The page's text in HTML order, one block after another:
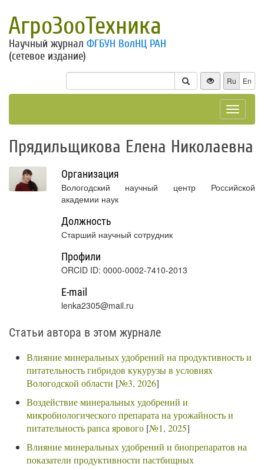
АгроЗооТехника
Научный журнал ФГБУН ВолНЦ РАН
(сетевое издание)
Ru En
Toggle
Прядильщикова Елена Николаевна
Организация
Вологодский научный центр Российской
академии наук
Должность
Старший научный сотрудник
Профили
ORCID ID: 0000-0002-7410-2013
E-mail
lenka2305@mail.ru
Статьи автора в этом журнале
Влияние минеральных удобрений на продуктивность и
питательность гибридов кукурузы в условиях
Вологодской области [№3, 2026]
Воздействие минеральных удобрений и
микробиологического препарата на урожайность и
питательность рапса ярового [№1, 2025]
Влияние минеральных удобрений и биопрепаратов на
показатели продуктивности пастбищных